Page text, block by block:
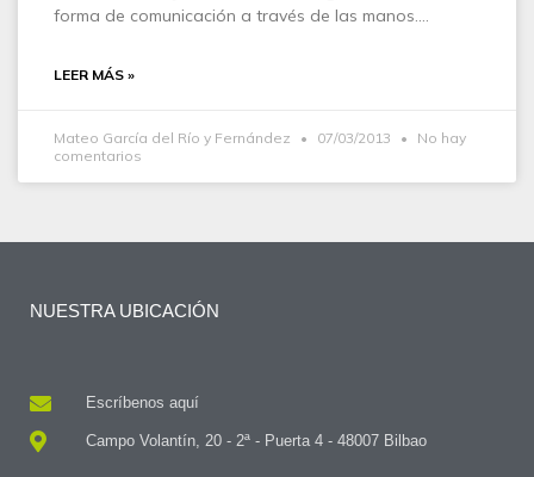
forma de comunicación a través de las manos.…
LEER MÁS »
Mateo García del Río y Fernández 07/03/2013
No hay
comentarios
NUESTRA UBICACIÓN
Escríbenos aquí
Campo Volantín, 20 - 2ª - Puerta 4 - 48007 Bilbao